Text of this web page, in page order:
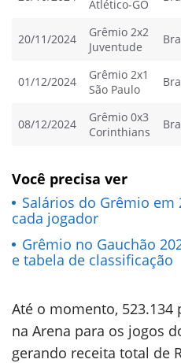
Atlético-GO
20/11/2024
Grêmio 2x2
Juventude
01/12/2024
Grêmio 2x1
São Paulo
08/12/2024
Grêmio 0x3
Corinthians
Você precisa ver
Salários do Grêmio em
cada jogador
Grêmio no Gauchão
e tabela de classificação
Até o momento, 523.134
na Arena para os jogos
gerando receita total de